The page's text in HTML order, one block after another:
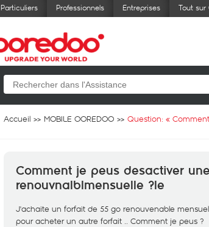
Particuliers Professionnels Entreprises Tout sur
Accueil MOBILE OOREDOO Question: «
Comment je peus desactiver
renouvnalblmensuelle ?le
J'achaite un forfait de 55 go renouvenable
pour acheter un autre forfait .. Comment je peus ?